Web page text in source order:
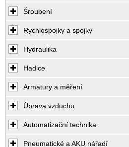
Šroubení
Rychlospojky a spojky
Hydraulika
Hadice
Armatury a měření
Úprava vzduchu
Automatizační technika
Pneumatické a AKU nářadí